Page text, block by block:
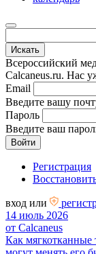
Всероссийский
Calcaneus.ru. Нас
Email
Введите вашу
Пароль
Введите ваш
Регистрация
вход или
14 июль 2026
от Calcaneus
Как мягкотканные